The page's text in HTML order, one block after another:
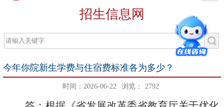
招生信息网
今年你院新生学费与住宿费标准各为多少？
时间：2026-06-22 浏览： 2792